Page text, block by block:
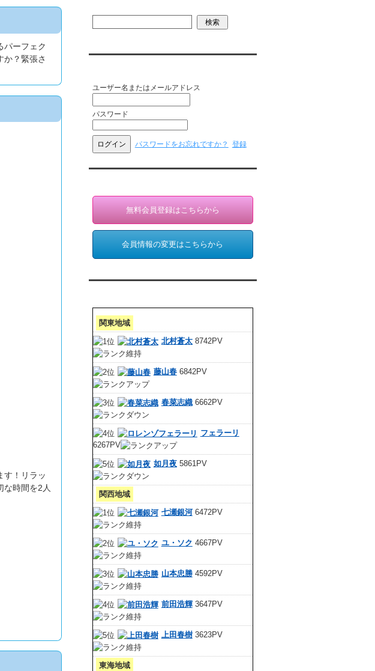
パーフェク
か？緊張さ
す！リラッ
な時間を2人
ユーザー名またはメールアドレス
パスワード
パスワードをお忘れですか？ 登録
無料会員登録はこちらから
会員情報の変更はこちらから
関東地域
北村蒼太8742PV
藤山春6842PV
春菜志織6662PV
フェラーリ
6267PV
如月夜5861PV
関西地域
七瀬銀河6472PV
ユ・ソク 4667PV
山本忠勝4592PV
前田浩輝3647PV
上田春樹3623PV
東海地域